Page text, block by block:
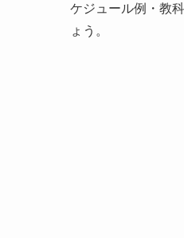
ケジュール例・教
ょう。